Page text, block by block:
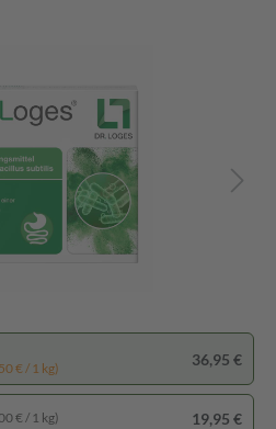
€ / 1 kg)
36,95 €
€ / 1 kg) 19,95 €